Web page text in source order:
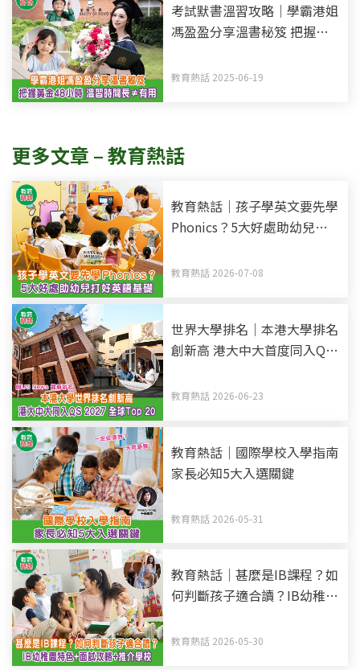
考試默書溫習攻略｜學霸港姐
馮盈盈分享溫書秘笈 把握黃
不等於有用
教育熱話 2025-06-19
更多文章 – 教育熱話
教育熱話｜孩子學英文要先學
Phonics？5大好處助幼兒打
教育熱話 2026-07-08
世界大學排名｜本港大學排名
創新高 港大中大首度同入QS
最新排名
教育熱話 2026-06-23
教育熱話｜國際學校入學指南
家長必知5大入選關鍵
教育熱話 2026-05-31
教育熱話｜甚麼是IB課程？如
何判斷孩子適合讀？IB幼稚園
教育熱話 2026-05-30